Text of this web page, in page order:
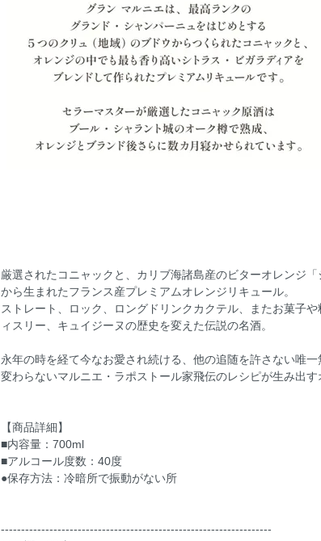
厳選されたコニャックと、カリブ海諸島産のビターオレンジ
から生まれたフランス産プレミアムオレンジリキュール。
ストレート、ロック、ロングドリンクカクテル、またお菓子
ィスリー、キュイジーヌの歴史を変えた伝説の名酒。
永年の時を経て今なお愛され続ける、他の追随を許さない唯
変わらないマルニエ・ラポストール家飛伝のレシピが生み出す
【商品詳細】
■内容量：700ml
■アルコール度数：40度
●保存方法：冷暗所で振動がない所
-------------------------------------------------------------------